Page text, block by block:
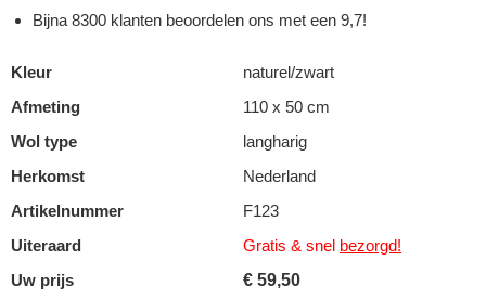
Bijna 8300 klanten beoordelen ons met een 9,7!
Kleur
naturel/zwart
Afmeting
110 x 50 cm
Wol type
langharig
Herkomst
Nederland
Artikelnummer
F123
Uiteraard
Gratis & snel bezorgd!
Uw prijs
€ 59,50